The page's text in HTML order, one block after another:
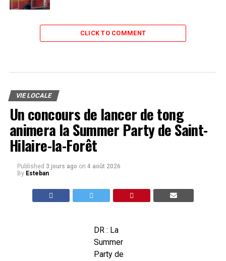
CLICK TO COMMENT
VIE LOCALE
Un concours de lancer de tong
animera la Summer Party de Saint-
Hilaire-la-Forêt
Published 3 jours ago on 4 août 2026
By Esteban
DR : La
Summer
Party de